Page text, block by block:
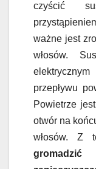
czyścić
ważne jest
włosów.
przepływu
Powietrze
otwór na
włosów. Z